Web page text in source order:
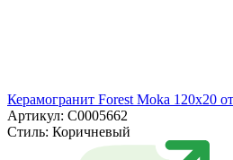
Керамогранит Forest Moka 120x20
Артикул: С0005662
Стиль: Коричневый